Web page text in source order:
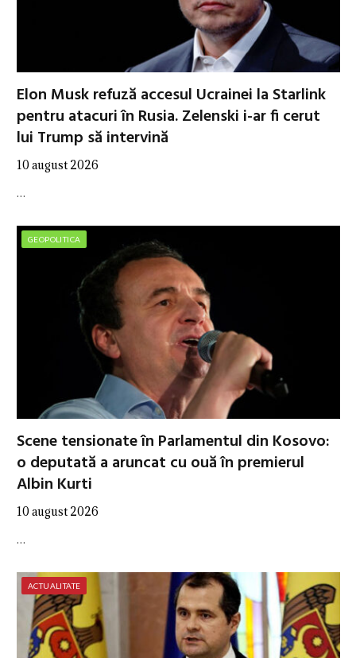
Elon Musk refuză accesul Ucrainei la Starlink
pentru atacuri în Rusia. Zelenski i-ar fi cerut
lui Trump să intervină
10 august 2026
…
GEOPOLITICA
Scene tensionate în Parlamentul din Kosovo:
o deputată a aruncat cu ouă în premierul
Albin Kurti
10 august 2026
…
ACTUALITATE